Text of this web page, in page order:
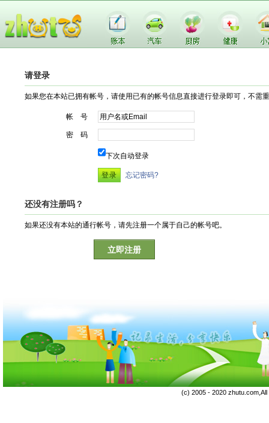
请登录
如果您在本站已拥有帐号，请使用已有的帐号信息直接进行登录即可，不需
帐 号
密 码
下次自动登录
忘记密码?
还没有注册吗？
如果还没有本站的通行帐号，请先注册一个属于自己的帐号吧。
立即注册
(c) 2005 - 2020